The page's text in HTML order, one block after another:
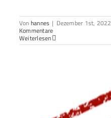
Von hannes | Dezember 1st, 2022
Kommentare
Weiterlesen